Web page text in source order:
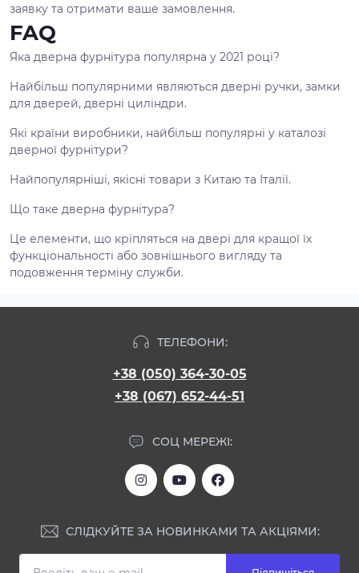
заявку та отримати ваше замовлення.
FAQ
Яка дверна фурнітура популярна у 2021 році?
Найбільш популярними являються дверні ручки, замки
для дверей, дверні циліндри.
Які країни виробники, найбільш популярні у каталозі
дверної фурнітури?
Найпопулярніші, якісні товари з Китаю та Італії.
Що таке дверна фурнітура?
Це елементи, що кріпляться на двері для кращої їх
функціональності або зовнішнього вигляду та
подовження терміну служби.
ТЕЛЕФОНИ:
+38 (050) 364-30-05
+38 (067) 652-44-51
СОЦ МЕРЕЖІ:
СЛІДКУЙТЕ ЗА НОВИНКАМИ ТА АКЦІЯМИ: